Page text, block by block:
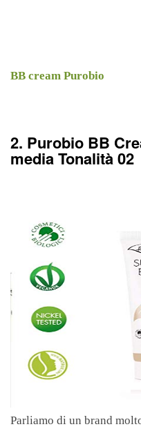
BB cream Purobio
2. Purobio BB
media Tonalità 02
Parliamo di un brand